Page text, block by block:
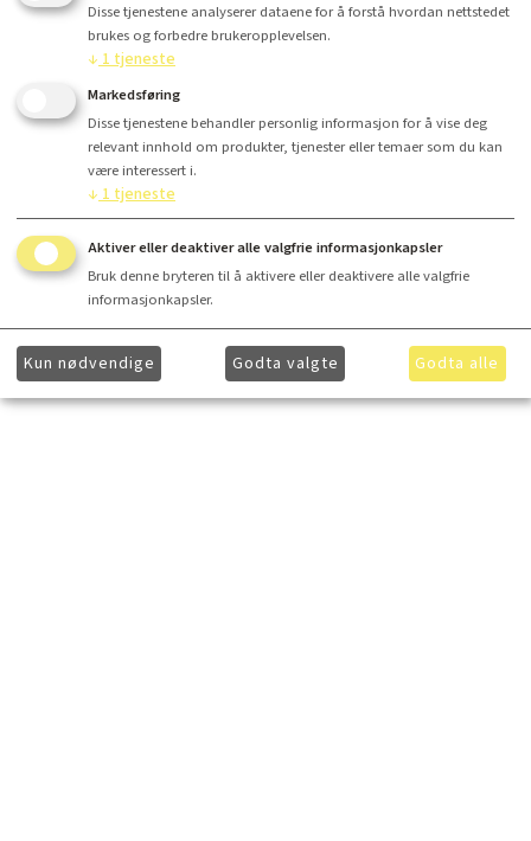
Disse tjenestene analyserer dataene for å forstå hvordan nettstedet
brukes og forbedre brukeropplevelsen.
↓ 1tjeneste
Markedsføring
Disse tjenestene behandler personlig informasjon for å vise deg
relevant innhold om produkter, tjenester eller temaer som du kan
være interessert i.
↓ 1tjeneste
Aktiver eller deaktiver alle valgfrie informasjonkapsler
Bruk denne bryteren til å aktivere eller deaktivere alle valgfrie
informasjonkapsler.
Kun nødvendige Godta valgte Godta alle